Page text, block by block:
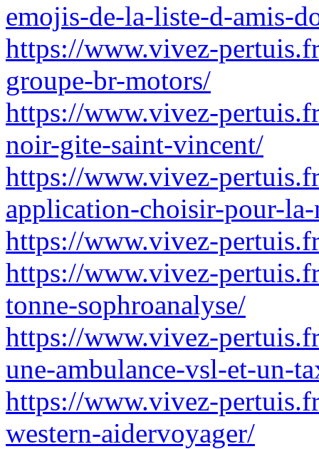
emojis-de-la-liste-d-amis-
https://www.vivez-
groupe-br-motors/
https://www.vivez-
noir-gite-saint-vincent/
https://www.vivez-
application-choisir-pour-la-
https://www.vivez-
https://www.vivez-
tonne-sophroanalyse/
https://www.vivez-
une-ambulance-vsl-et-un-
https://www.vivez-
western-aidervoyager/